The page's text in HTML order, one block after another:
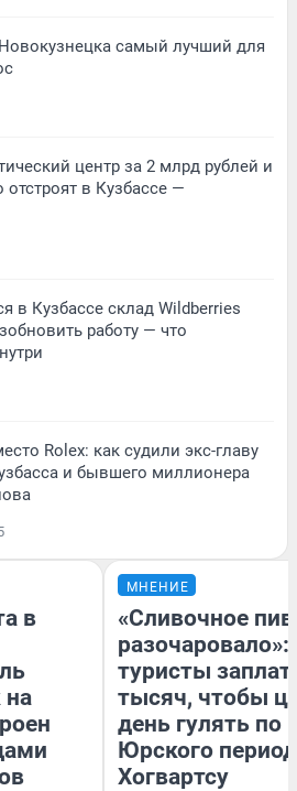
самый лучший для
центр за 2 млрд рублей и
отстроят в Кузбассе —
в Кузбассе склад Wildberries
работу — что
Rolex: как судили экс-главу
и бывшего миллионера
в
на
МНЕНИЕ
«Сливочное
разочаровало»:
туристы
тысяч, чтобы
день гулять по
Юрского
Хогвартсу